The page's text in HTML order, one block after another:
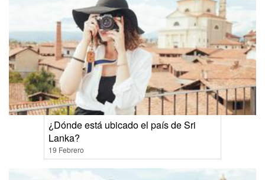
¿Dónde está ubicado el país de Sri
Lanka?
19 Febrero